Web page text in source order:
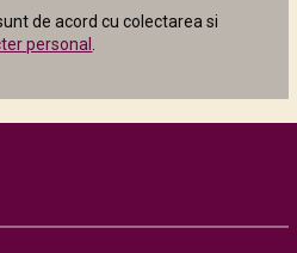
de acord cu colectarea si
personal .